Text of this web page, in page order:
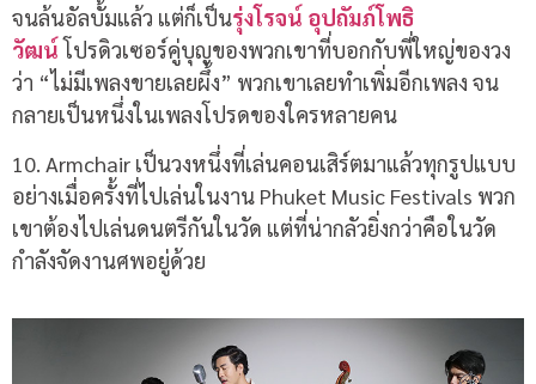
จนล้นอัลบั้มแล้ว แต่ก็เป็นรุ่งโรจน์ อุปถัมภ์โพธิ
วัฒน์ โปรดิวเซอร์คู่บุญของพวกเขาที่บอกกับพี่ใหญ่ของวง
ว่า “ไม่มีเพลงขายเลยผึ้ง” พวกเขาเลยทำเพิ่มอีกเพลง จน
กลายเป็นหนึ่งในเพลงโปรดของใครหลายคน
10. Armchair เป็นวงหนึ่งที่เล่นคอนเสิร์ตมาแล้วทุกรูปแบบ
อย่างเมื่อครั้งที่ไปเล่นในงาน Phuket Music Festivals พวก
เขาต้องไปเล่นดนตรีกันในวัด แต่ที่น่ากลัวยิ่งกว่าคือในวัด
กำลังจัดงานศพอยู่ด้วย